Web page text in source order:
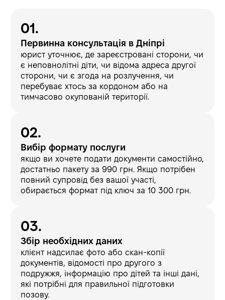
Первинна консультація в Дніпрі
юрист уточнює, де зареєстровані сторони, чи
є неповнолітні діти, чи відома адреса другої
сторони, чи є згода на розлучення, чи
перебуває хтось за кордоном або на
тимчасово окупованій території.
Вибір формату послуги
якщо ви хочете подати документи самостійно,
достатньо пакету за 990 грн. Якщо потрібен
повний супровід без вашої участі,
обирається формат під ключ за 10 300 грн.
Збір необхідних даних
клієнт надсилає фото або скан-копії
документів, відомості про другого з
подружжя, інформацію про дітей та інші дані,
які потрібні для правильної підготовки
позову.